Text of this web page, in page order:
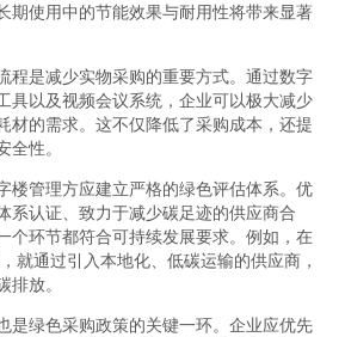
期使用中的节能效果与耐用性将带来显著
程是减少实物采购的重要方式。通过数字
具以及视频会议系统，企业可以极大减少
材的需求。这不仅降低了采购成本，还提
全性。
楼管理方应建立严格的绿色评估体系。优
系认证、致力于减少碳足迹的供应商合
个环节都符合可持续发展要求。例如，在
就通过引入本地化、低碳运输的供应商，
排放。
是绿色采购政策的关键一环。企业应优先